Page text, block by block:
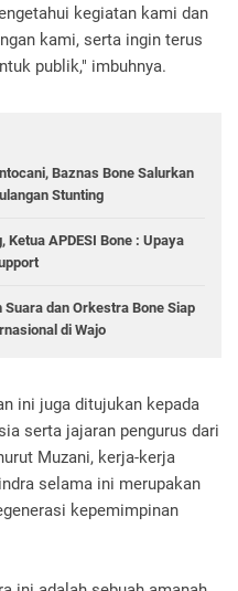
kegiatan kami dan
kami, serta ingin terus
publik," imbuhnya.
Baznas Bone Salurkan
Stunting
Ketua APDESI Bone : Upaya
dan Orkestra Bone Siap
di Wajo
ini juga ditujukan kepada
serta jajaran pengurus dari
Muzani, kerja-kerja
selama ini merupakan
kepemimpinan